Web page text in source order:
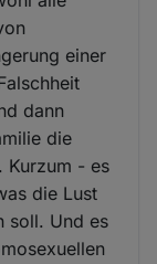
einer
dann
die
Kurzum - es
die Lust
soll. Und es